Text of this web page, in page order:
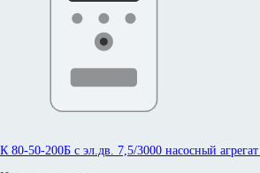
К 80-50-200Б с эл.дв. 7,5/3000 насосный